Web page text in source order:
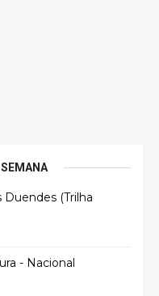
Duendes (Trilha
- Nacional